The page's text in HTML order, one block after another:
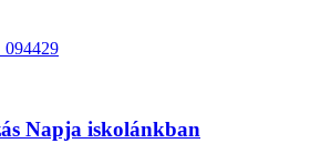
Napja iskolánkban